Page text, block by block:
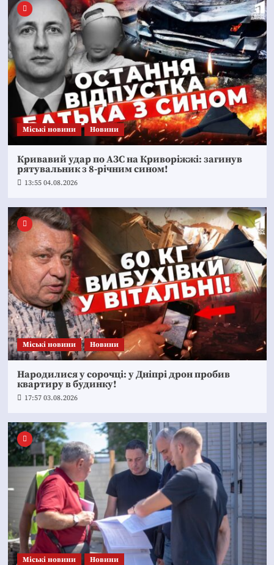
Mіські новини Новини
Кривавий удар по АЗС на Криворіжжі: загинув
рятувальник з 8-річним сином!
13:55 04.08.2026
Mіські новини Новини
Народилися у сорочці: у Дніпрі дрон пробив
квартиру в будинку!
17:57 03.08.2026
Mіські новини Новини